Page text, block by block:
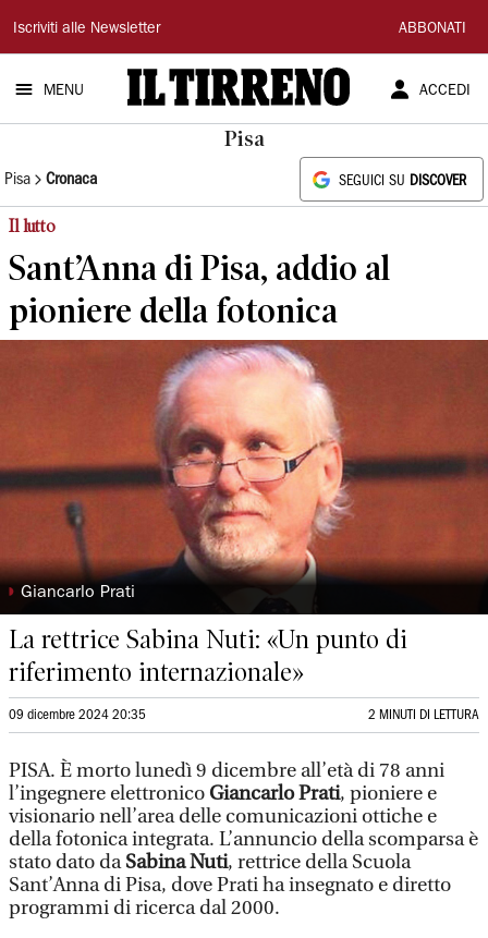
Il
Tirreno
Iscriviti alle Newsletter ABBONATI
MENU ACCEDI
Pisa
Pisa Cronaca SEGUICI SU DISCOVER
Il lutto
Sant’Anna di Pisa, addio al
pioniere della fotonica
◗ Giancarlo Prati
La rettrice Sabina Nuti: «Un punto di
riferimento internazionale»
09 dicembre 2024 20:35 2 MINUTI DI LETTURA
PISA. È morto lunedì 9 dicembre all’età di 78 anni
l’ingegnere elettronicoGiancarlo Prati, pioniere e
visionario nell’area delle comunicazioni ottiche e
della fotonica integrata. L’annuncio della scomparsa è
stato dato daSabina Nuti, rettrice della Scuola
Sant’Anna di Pisa, dove Prati ha insegnato e diretto
programmi di ricerca dal 2000.